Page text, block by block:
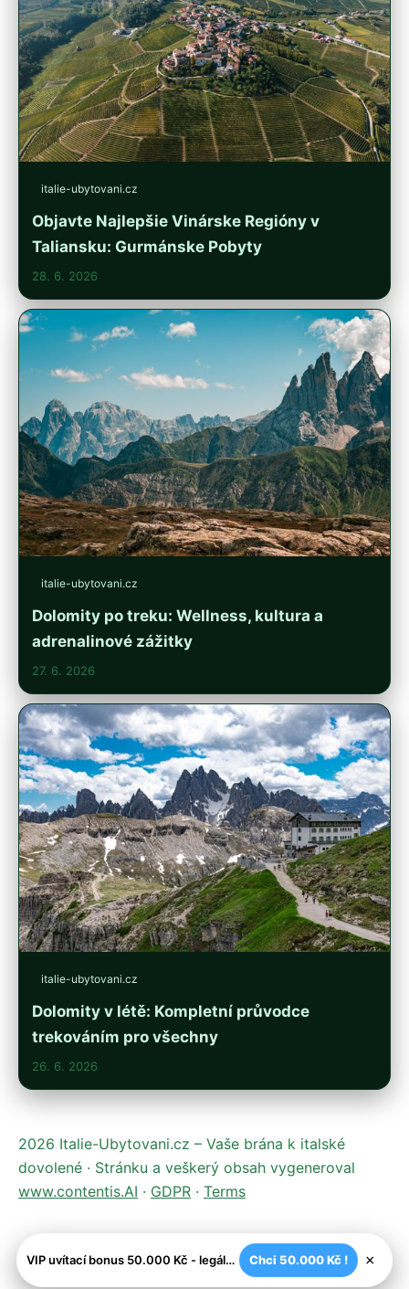
italie-ubytovani.cz
Objavte Najlepšie Vinárske Regióny v
Taliansku: Gurmánske Pobyty
28. 6. 2026
italie-ubytovani.cz
Dolomity po treku: Wellness, kultura a
adrenalinové zážitky
27. 6. 2026
italie-ubytovani.cz
Dolomity v létě: Kompletní průvodce
trekováním pro všechny
26. 6. 2026
2026 Italie-Ubytovani.cz – Vaše brána k italské
dovolené · Stránku a veškerý obsah vygeneroval
www.contentis.AI · GDPR · Terms
VIP uvítací bonus 50.000 Kč - legální české kasíno Chci 50.000 Kč ! ×